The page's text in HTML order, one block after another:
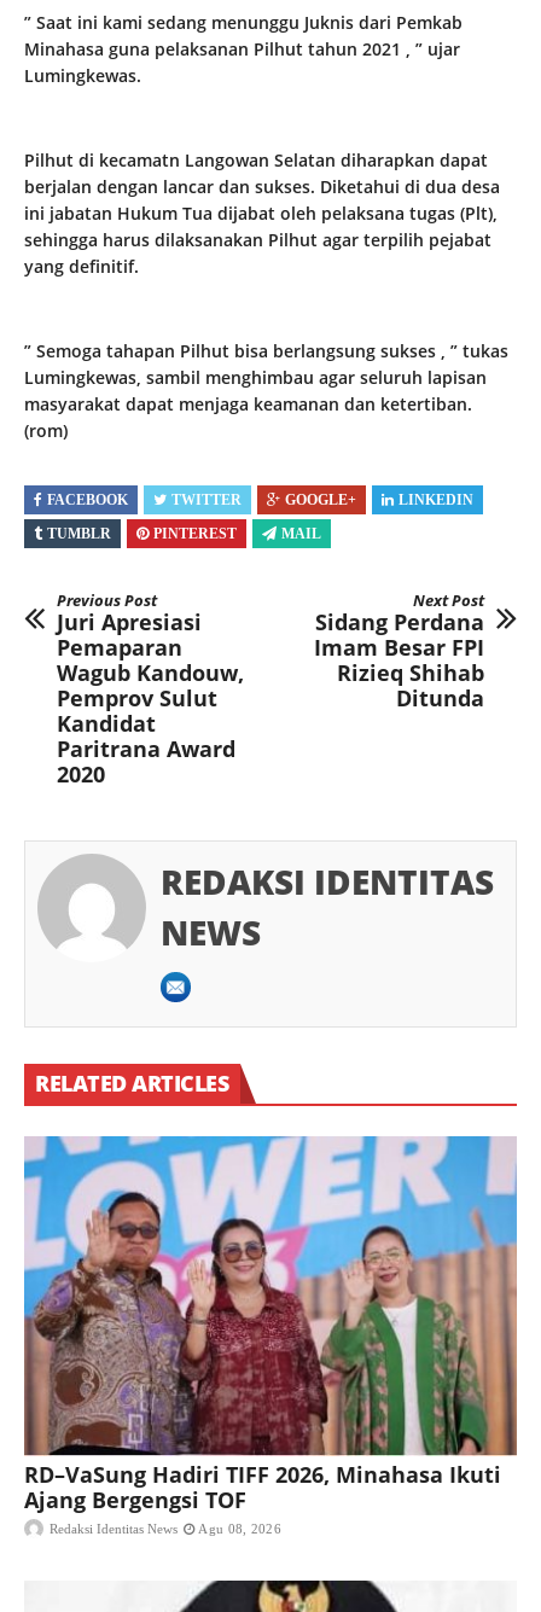
” Saat ini kami sedang menunggu Juknis dari Pemkab
Minahasa guna pelaksanan Pilhut tahun 2021 , ” ujar
Lumingkewas.
Pilhut di kecamatn Langowan Selatan diharapkan dapat
berjalan dengan lancar dan sukses. Diketahui di dua desa
ini jabatan Hukum Tua dijabat oleh pelaksana tugas (Plt),
sehingga harus dilaksanakan Pilhut agar terpilih pejabat
yang definitif.
” Semoga tahapan Pilhut bisa berlangsung sukses , ” tukas
Lumingkewas, sambil menghimbau agar seluruh lapisan
masyarakat dapat menjaga keamanan dan ketertiban.
(rom)
FACEBOOK TWITTER GOOGLE+
LINKEDIN
TUMBLR
PINTEREST MAIL
Previous Post
Juri Apresiasi
Pemaparan
Wagub Kandouw,
Pemprov Sulut
Kandidat
Paritrana Award
2020
Next Post
Sidang Perdana
Imam Besar FPI
Rizieq Shihab
Ditunda
REDAKSI IDENTITAS
NEWS
RELATED ARTICLES
RD–VaSung Hadiri TIFF 2026, Minahasa Ikuti
Ajang Bergengsi TOF
Redaksi Identitas News Agu 08, 2026